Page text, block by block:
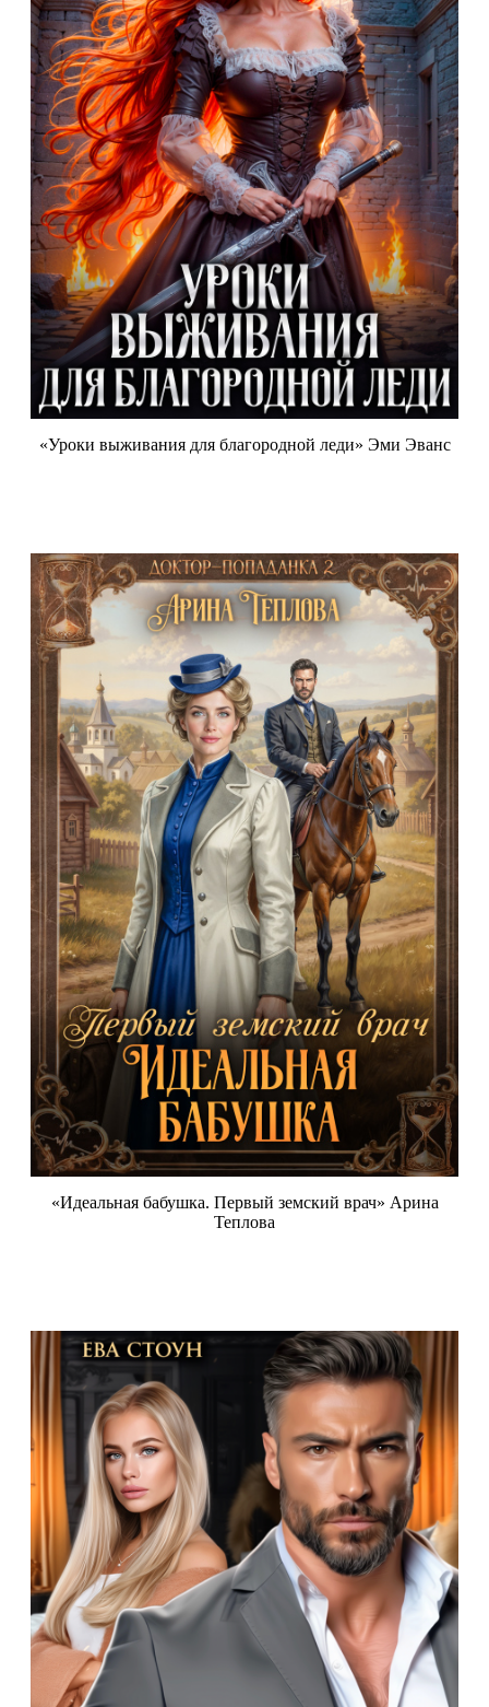
«Уроки выживания для благородной леди» Эми Эванс
«Идеальная бабушка. Первый земский врач» Арина
Теплова